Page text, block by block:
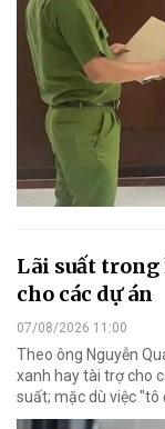
Lãi suất
cho các dự án
07/08/2026 11:00
Theo ông Nguyễn
xanh hay tài trợ cho
suất; mặc dù việc "tô